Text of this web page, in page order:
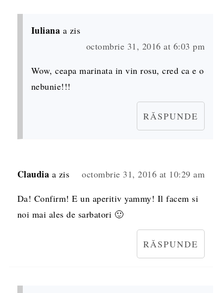
Iuliana a zis
octombrie 31, 2016 at 6:03 pm
Wow, ceapa marinata in vin rosu, cred ca e o
nebunie!!!
RĂSPUNDE
Claudia a zis octombrie 31, 2016 at 10:29 am
Da! Confirm! E un aperitiv yammy! Il facem si
noi mai ales de sarbatori 🙂
RĂSPUNDE